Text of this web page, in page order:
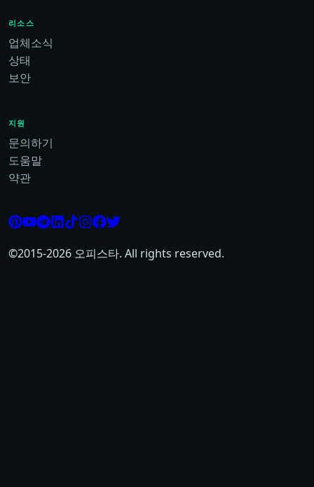
리소스
업체소식
상태
보안
지원
문의하기
도움말
약관
©2015-2026 오피스타. All rights reserved.